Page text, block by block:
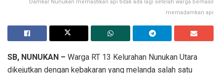
Damkar Nunukan memastikan api tidak ada lagi setelah warga berhasil
memadamkan api
SB, NUNUKAN – Warga RT 13 Kelurahan Nunukan Utara
dikejutkan dengan kebakaran yang melanda salah satu